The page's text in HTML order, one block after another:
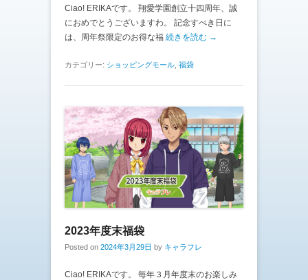
Ciao! ERIKAです。 翔愛学園創立十四周年、誠
におめでとうございますわ。 記念すべき日に
は、周年祭限定のお得な福 続きを読む →
カテゴリー: ショッピングモール 福袋
2023年度末福袋
Posted on 2024年3月29日 by キャラフレ
Ciao! ERIKAです。 毎年３月年度末のお楽しみ